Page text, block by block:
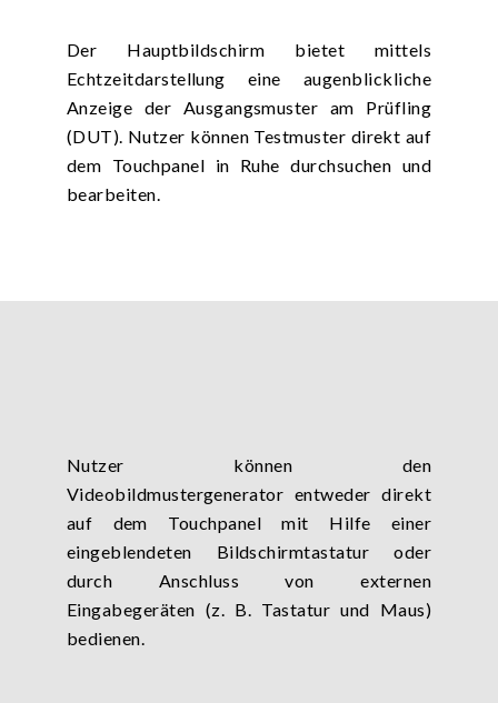
Der Hauptbildschirm bietet mittels
Echtzeitdarstellung eine augenblickliche
Anzeige der Ausgangsmuster am Prüfling
(DUT). Nutzer können Testmuster direkt auf
dem Touchpanel in Ruhe durchsuchen und
bearbeiten.
Nutzer können den
Videobildmustergenerator entweder direkt
auf dem Touchpanel mit Hilfe einer
eingeblendeten Bildschirmtastatur oder
durch Anschluss von externen
Eingabegeräten (z. B. Tastatur und Maus)
bedienen.